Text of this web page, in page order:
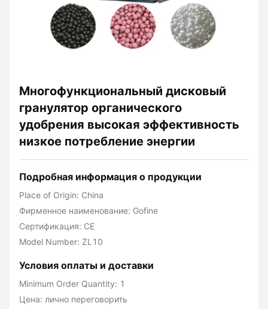
Многофункциональный дисковый
гранулятор органического
удобрения высокая эффективность
низкое потребление энергии
Подробная информация о продукции
Place of Origin: China
Фирменное наименование: Gofine
Сертификация: CE
Model Number: ZL10
Условия оплаты и доставки
Minimum Order Quantity: 1
Цена: лично переговорить